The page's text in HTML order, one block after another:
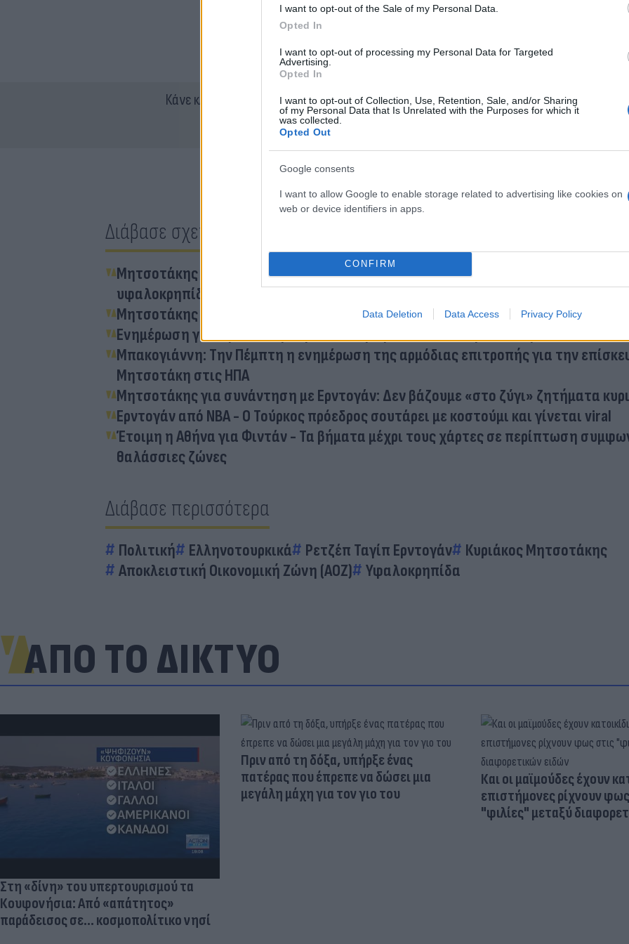
I want to opt-out of the Sale of my Personal Data.
Opted In
I want to opt-out of processing my Personal Data for Targeted
Advertising.
Opted In
I want to opt-out of Collection, Use, Retention, Sale, and/or Sharing
of my Personal Data that Is Unrelated with the Purposes for which it
was collected.
Opted Out
Google consents
I want to allow Google to enable storage related to advertising like cookies on
web or device identifiers in apps.
CONFIRM
Data Deletion Data Access Privacy Policy
Κάνε κλικ και δες περισσότεροFlash.grστην αναζήτηση τηςGoogle
Διάβασε σχετικά
Μητσοτάκης στον ΟΗΕ: Παράθυρο ευκαιρίας για Ελλάδα - Τουρκία, να λύσουμε
υφαλοκρηπίδα και ΑΟΖ
Μητσοτάκης σε Γκουτέρες: Να αξιοποιηθεί κάθε δυνατότητα για λύση του
Ενημέρωση για την εξωτερική πολιτική ζήτα από τον Μητσοτάκη ο ΣΥΡΙΖΑ
Μπακογιάννη: Την Πέμπτη η ενημέρωση της αρμόδιας επιτροπής για την
Μητσοτάκη στις ΗΠΑ
Μητσοτάκης για συνάντηση με Ερντογάν: Δεν βάζουμε «στο ζύγι» ζητήματα
Ερντογάν από NBA - O Τούρκος πρόεδρος σουτάρει με κοστούμι και γίνεται viral
Έτοιμη η Αθήνα για Φιντάν - Τα βήματα μέχρι τους χάρτες σε περίπτωση
θαλάσσιες ζώνες
Διάβασε περισσότερα
Πολιτική Ελληνοτουρκικά Ρετζέπ Ταγίπ Ερντογάν
Κυριάκος Μητσοτάκης
Αποκλειστική Οικονομική Ζώνη (ΑΟΖ)
Υφαλοκρηπίδα
ΑΠΟ ΤΟ ΔΙΚΤΥΟ
Στη «δίνη» του υπερτουρισμού τα
Κουφονήσια: Από «απάτητος»
παράδεισος σε... κοσμοπολίτικο νησί
Πριν από τη δόξα, υπήρξε ένας
πατέρας που έπρεπε να δώσει μια
μεγάλη μάχη για τον γιο του
Και οι μαϊμούδες έχουν
επιστήμονες ρίχνουν
"φιλίες" μεταξύ